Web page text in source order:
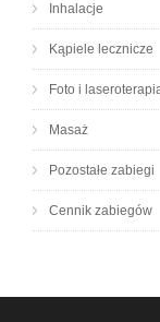
Inhalacje
Kąpiele lecznicze
Foto i
Masaż
Pozostałe zabiegi
Cennik zabiegów